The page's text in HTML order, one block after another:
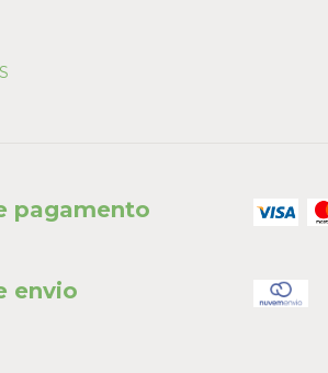
pagamento
envio